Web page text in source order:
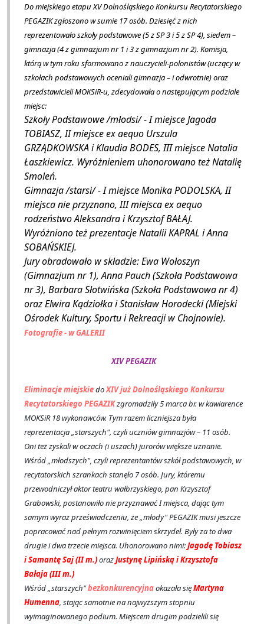
Do miejskiego etapu XV Dolnośląskiego Konkursu Recytatorskiego
PEGAZIK zgłoszono w sumie 17 osób. Dziesięć z nich
reprezentowało szkoły podstawowe (5 z SP 3 i 5 z SP 4), siedem –
gimnazja (4 z gimnazjum nr 1 i 3 z gimnazjum nr 2). Komisja,
którą w tym roku sformowano z nauczycieli-polonistów (uczący w
szkołach podstawowych oceniali gimnazja – i odwrotnie) oraz
przedstawicieli MOKSiR-u, zdecydowała o następującym podziale
miejsc:
Szkoły Podstawowe /młodsi/ - I miejsce Jagoda
TOBIASZ, II miejsce ex aequo Urszula
GRZĄDKOWSKA i Klaudia BODES, III miejsce Natalia
Łaszkiewicz. Wyróżnieniem uhonorowano też Natalię
Smoleń.
Gimnazja /starsi/ - I miejsce Monika PODOLSKA, II
miejsca nie przyznano, III miejsca ex aequo
rodzeństwo Aleksandra i Krzysztof BAŁAJ.
Wyróżniono też prezentacje Natalii KAPRAL i Anna
SOBAŃSKIEJ.
Jury obradowało w składzie: Ewa Wołoszyn
(Gimnazjum nr 1), Anna Pauch (Szkoła Podstawowa
nr 3), Barbara Słotwińska (Szkoła Podstawowa nr 4)
oraz Elwira Kądziołka i Stanisław Horodecki (Miejski
Ośrodek Kultury, Sportu i Rekreacji w Chojnowie).
Fotografie - w GALERII
XIV PEGAZIK
Eliminacje miejskiedoXIV już Dolnośląskiego Konkursu
Recytatorskiego PEGAZIKzgromadziły 5 marca br. w kawiarence
MOKSiR 18 wykonawców. Tym razem liczniejsza była
reprezentacja „starszych", czyli uczniów gimnazjów – 11 osób.
Oni też zyskali w oczach (i uszach) jurorów większe uznanie.
Wśród „młodszych", czyli reprezentantów szkół podstawowych, w
recytatorskich szrankach stanęło 7 osób. Jury, któremu
przewodniczył aktor teatru wałbrzyskiego, pan Krzysztof
Grabowski, postanowiło nie przyznawać I miejsca, dając tym
samym wyraz przeświadczeniu, że „młody" PEGAZIK musi jeszcze
popracować nad pełnym rozwinięciem skrzydeł. Były za to dwa
drugie i dwa trzecie miejsca. Uhonorowano nimi:Jagodę Tobiasz
i Samantę Saj (II m.)orazJustynę Lipińską i Krzysztofa
Bałaja (III m.)
Wśród „starszych"bezkonkurencyjnaokazała sięMartyna
Humenna, stając samotnie na najwyższym stopniu
wyimaginowanego podium. Miejscem drugim podzielili się